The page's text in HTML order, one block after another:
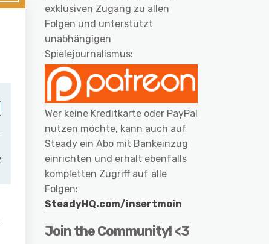
exklusiven Zugang zu allen
Folgen und unterstützt
unabhängigen
Spielejournalismus:
Wer keine Kreditkarte oder PayPal
nutzen möchte, kann auch auf
Steady ein Abo mit Bankeinzug
einrichten und erhält ebenfalls
kompletten Zugriff auf alle
Folgen:
SteadyHQ.com/insertmoin
Join the Community! <3